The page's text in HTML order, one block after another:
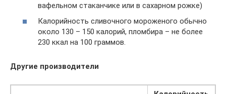
вафельном стаканчике или в сахарном рожке)
Калорийность сливочного мороженого обычно
около 130 – 150 калорий, пломбира – не более
230 ккал на 100 граммов.
Другие производители